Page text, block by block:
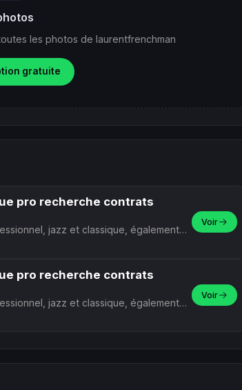
les photos de laurentfrenchman
gratuite
pro recherche contrats
Voir
pro recherche contrats
Voir